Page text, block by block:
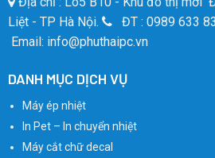
Liệt - TP Hà Nội.
ĐT : 0989 633
Email: info@phuthaipc.vn
DANH MỤC DỊCH VỤ
Máy ép nhiệt
In Pet – In chuyển nhiệt
Máy cắt chữ decal